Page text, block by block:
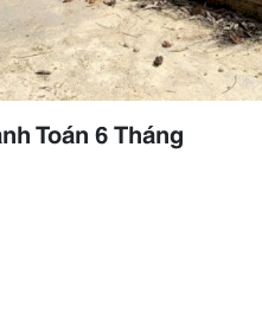
Toán 6 Tháng